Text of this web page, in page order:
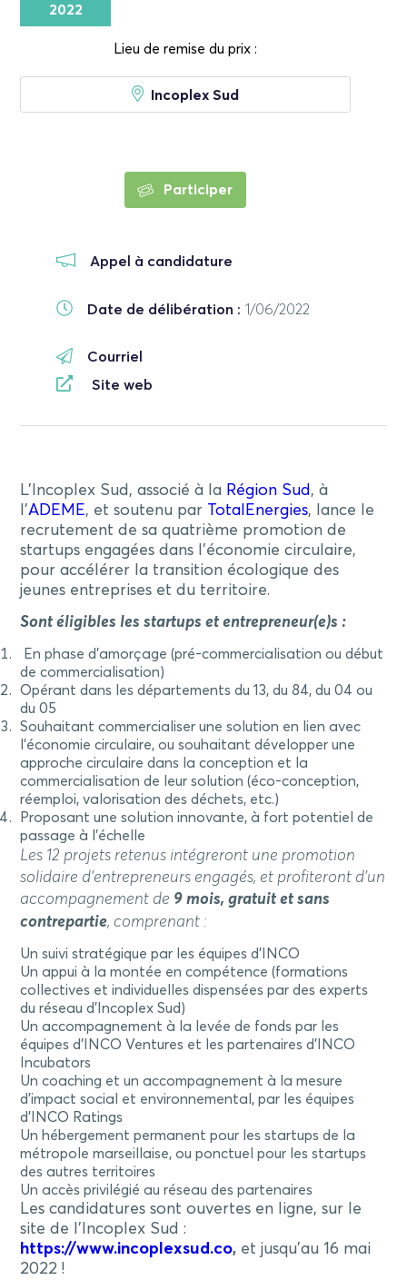
2022
Lieu de remise du prix :
Incoplex Sud
Participer
Appel à candidature
Date de délibération : 1/06/2022
Courriel
Site web
L’Incoplex Sud, associé à la Région Sud , à
l’ADEME, et soutenu par TotalEnergies, lance le
recrutement de sa quatrième promotion de
startups engagées dans l’économie circulaire,
pour accélérer la transition écologique des
jeunes entreprises et du territoire.
Sont éligibles les startups et entrepreneur(e)s :
En phase d’amorçage (pré-commercialisation ou début
de commercialisation)
Opérant dans les départements du 13, du 84, du 04 ou
du 05
Souhaitant commercialiser une solution en lien avec
l’économie circulaire, ou souhaitant développer une
approche circulaire dans la conception et la
commercialisation de leur solution (éco-conception,
réemploi, valorisation des déchets, etc.)
Proposant une solution innovante, à fort potentiel de
passage à l’échelle
Les 12 projets retenus intégreront une promotion
solidaire d’entrepreneurs engagés, et profiteront d’un
accompagnement de 9 mois, gratuit et sans
contrepartie, comprenant :
Un suivi stratégique par les équipes d’INCO
Un appui à la montée en compétence (formations
collectives et individuelles dispensées par des experts
du réseau d’Incoplex Sud)
Un accompagnement à la levée de fonds par les
équipes d’INCO Ventures et les partenaires d’INCO
Incubators
Un coaching et un accompagnement à la mesure
d’impact social et environnemental, par les équipes
d’INCO Ratings
Un hébergement permanent pour les startups de la
métropole marseillaise, ou ponctuel pour les startups
des autres territoires
Un accès privilégié au réseau des partenaires
Les candidatures sont ouvertes en ligne, sur le
site de l’Incoplex Sud :
https://www.incoplexsud.co, et jusqu’au 16 mai
2022 !